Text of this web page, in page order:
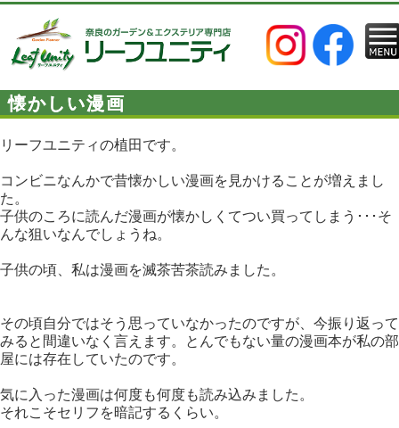
懐かしい漫画
リーフユニティの植田です。
コンビニなんかで昔懐かしい漫画を見かけることが増えまし
た。
子供のころに読んだ漫画が懐かしくてつい買ってしまう･･･そ
んな狙いなんでしょうね。
子供の頃、私は漫画を滅茶苦茶読みました。
その頃自分ではそう思っていなかったのですが、今振り返って
みると間違いなく言えます。とんでもない量の漫画本が私の部
屋には存在していたのです。
気に入った漫画は何度も何度も読み込みました。
それこそセリフを暗記するくらい。